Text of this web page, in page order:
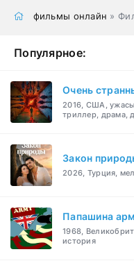
фильмы онлайн »
Популярное:
Очень
2016, США,
триллер, драма,
Закон
2026, Турция,
Папашина
1968,
история